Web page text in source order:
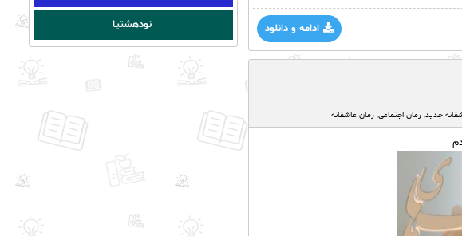
ادامه و دانلود
جدید, رمان اجتماعی, رمان عاشقانه
نودهشتیا